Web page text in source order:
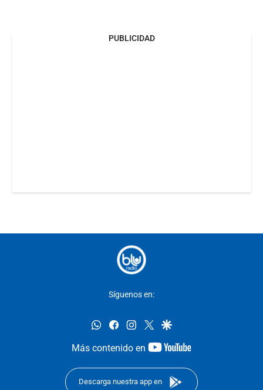
PUBLICIDAD
Síguenos en:
whatsappfacebookinstagram
twittergoogle
Más contenido en
youtube-
Descarga nuestra app en